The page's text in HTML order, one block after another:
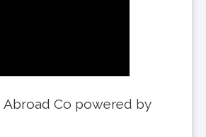
Abroad Co powered by